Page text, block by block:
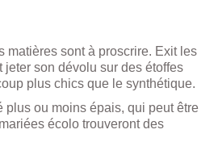
matières sont à proscrire. Exit les
son dévolu sur des étoffes
plus chics que le synthétique.
plus ou moins épais, qui peut être
écolo trouveront des